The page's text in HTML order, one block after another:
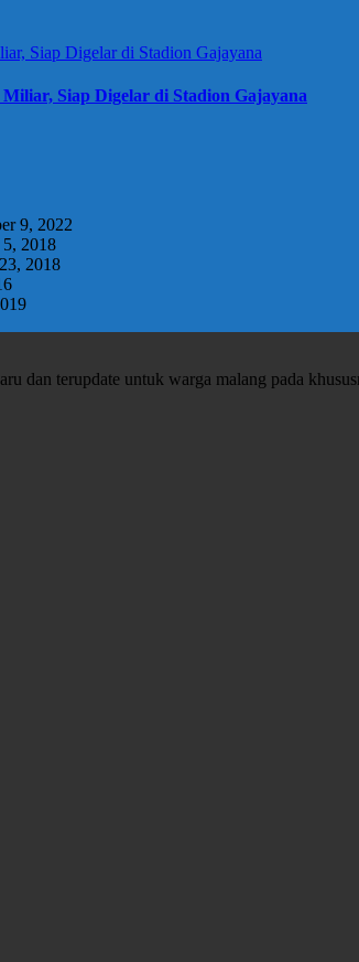
Siap Digelar di Stadion Gajayana
9, 2022
2018
2018
dan terupdate untuk warga malang pada